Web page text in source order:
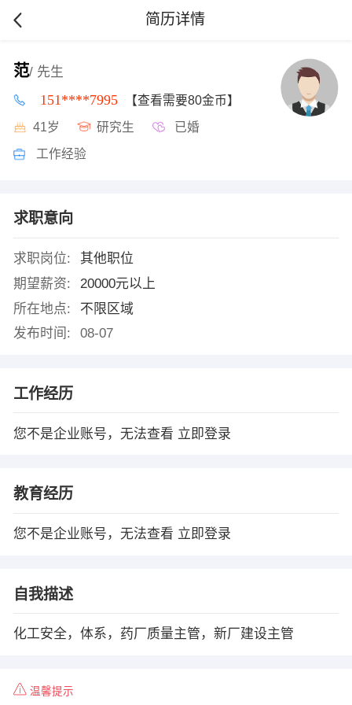
简历详情
范/ 先生
151****7995 【查看需要80金币】
41岁 研究生 已婚
工作经验
求职意向
求职岗位:
其他职位
期望薪资:
20000元以上
所在地点:
不限区域
发布时间:
08-07
工作经历
您不是企业账号，无法查看 立即登录
教育经历
您不是企业账号，无法查看 立即登录
自我描述
化工安全，体系，药厂质量主管，新厂建设主管
温馨提示